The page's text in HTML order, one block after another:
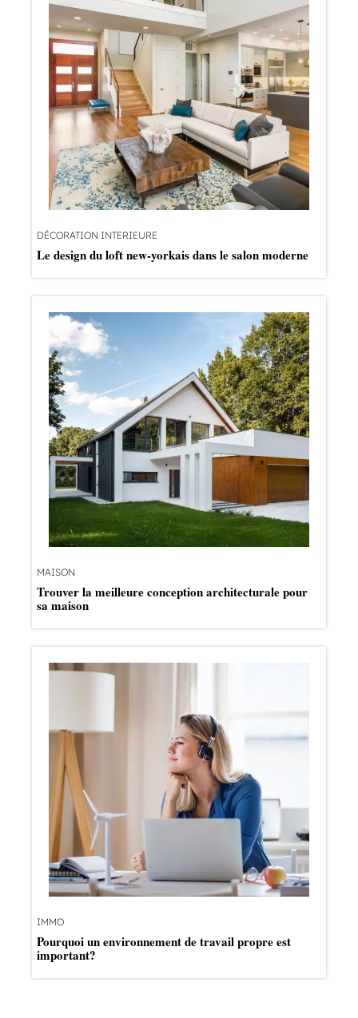
DÉCORATION INTERIEURE
Le design du loft new-yorkais dans le salon moderne
MAISON
Trouver la meilleure conception architecturale pour
sa maison
IMMO
Pourquoi un environnement de travail propre est
important?